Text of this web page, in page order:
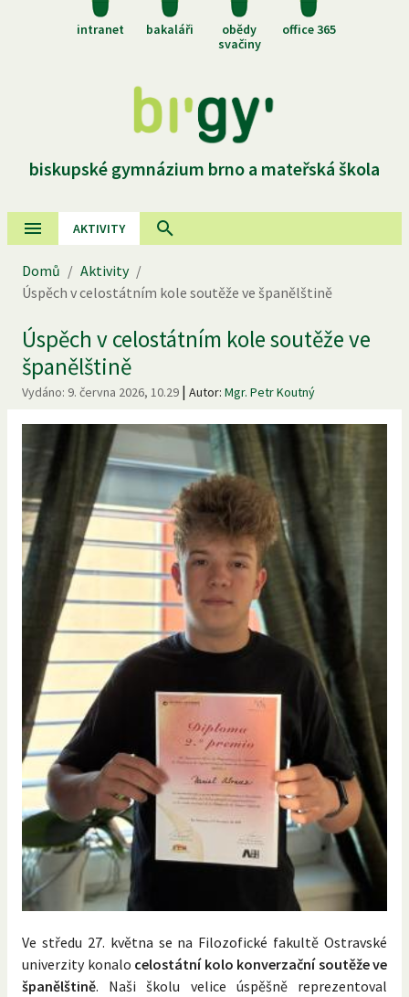
intranet bakaláři
obědy
svačiny
office 365
biskupské gymnázium brno a mateřská škola
AKTIVITY
Domů / Aktivity /
Úspěch v celostátním kole soutěže ve španělštině
Úspěch v celostátním kole soutěže ve
španělštině
Vydáno: 9. června 2026, 10.29 | Autor: Mgr. Petr Koutný
Ve středu 27. května se na Filozofické fakultě Ostravské
univerzity konalo celostátní kolo konverzační soutěže ve
španělštině. Naši školu velice úspěšně reprezentoval